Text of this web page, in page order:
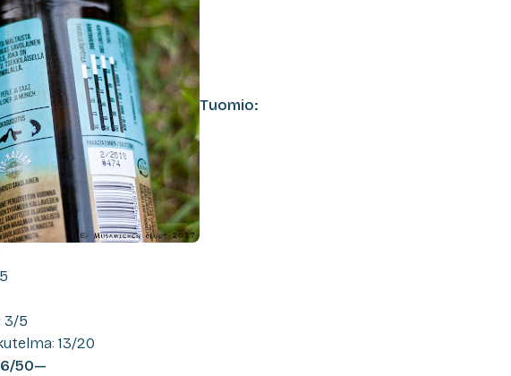
Tuomio:
3/5
13/20
50—